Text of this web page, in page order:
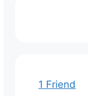
1 Friend